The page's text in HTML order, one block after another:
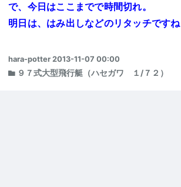
で、今日はここまでで時間切れ。
明日は、はみ出しなどのリタッチですね
hara-potter 2013-11-07 00:00
９７式大型飛行艇（ハセガワ １/７２）